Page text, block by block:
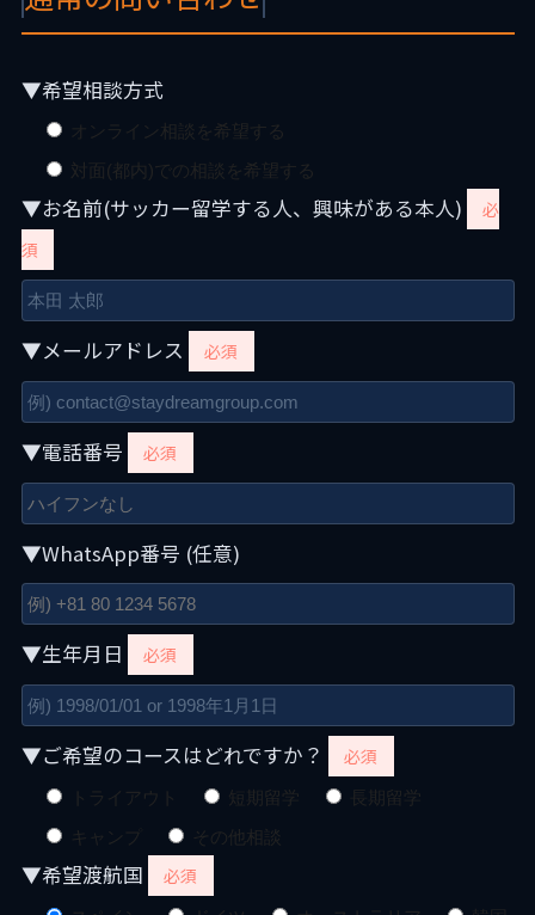
▼希望相談方式
オンライン相談を希望する
対面(都内)での相談を希望する
▼お名前(サッカー留学する人、興味がある本人)
必
須
▼メールアドレス 必須
▼電話番号 必須
▼WhatsApp番号 (任意)
▼生年月日 必須
▼ご希望のコースはどれですか？ 必須
トライアウト 短期留学
長期留学
キャンプ
その他相談
▼希望渡航国 必須